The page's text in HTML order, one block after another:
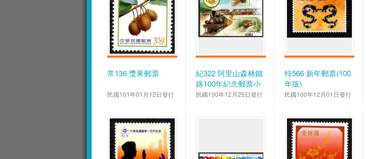
常136 漿果郵票
民國101年01月12日發行
紀322 阿里山森林鐵
路100年紀念郵票小
全張
民國100年12月25日發行
特566 新年郵票(100
年版)
民國100年12月01日發行